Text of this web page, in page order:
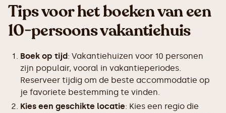
Tips voor het boeken van een
10-persoons vakantiehuis
Boek op tijd: Vakantiehuizen voor 10 personen
zijn populair, vooral in vakantieperiodes.
Reserveer tijdig om de beste accommodatie op
je favoriete bestemming te vinden.
Kies een geschikte locatie: Kies een regio die